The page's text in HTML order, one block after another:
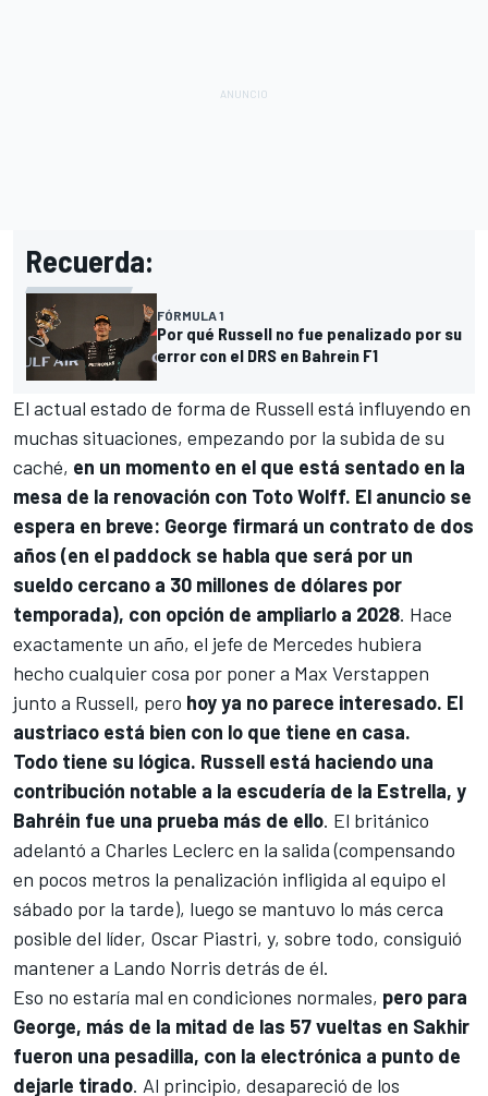
Recuerda:
FÓRMULA 1
Por qué Russell no fue penalizado por su
error con el DRS en Bahrein F1
El actual estado de forma de Russell está influyendo en
muchas situaciones, empezando por la subida de su
caché, en un momento en el que está sentado en la
mesa de la renovación con Toto Wolff. El anuncio se
espera en breve: George firmará un contrato de dos
años (en el paddock se habla que será por un
sueldo cercano a 30 millones de dólares por
temporada), con opción de ampliarlo a 2028. Hace
exactamente un año, el jefe de Mercedes hubiera
hecho cualquier cosa por poner a Max Verstappen
junto a Russell, pero hoy ya no parece interesado. El
austriaco está bien con lo que tiene en casa.
Todo tiene su lógica. Russell está haciendo una
contribución notable a la escudería de la Estrella, y
Bahréin fue una prueba más de ello. El británico
adelantó a Charles Leclerc en la salida (compensando
en pocos metros la penalización infligida al equipo el
sábado por la tarde), luego se mantuvo lo más cerca
posible del líder, Oscar Piastri, y, sobre todo, consiguió
mantener a Lando Norris detrás de él.
Eso no estaría mal en condiciones normales, pero para
George, más de la mitad de las 57 vueltas en Sakhir
fueron una pesadilla, con la electrónica a punto de
dejarle tirado. Al principio, desapareció de los